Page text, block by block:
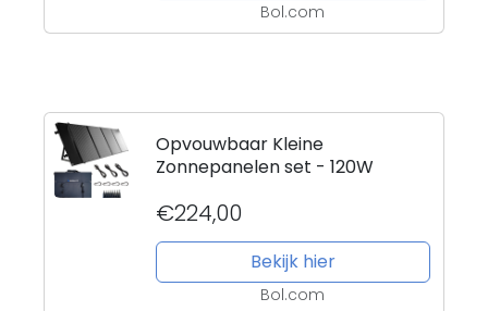
Bol.com
Opvouwbaar Kleine
Zonnepanelen set - 120W
€224,00
Bekijk hier
Bol.com